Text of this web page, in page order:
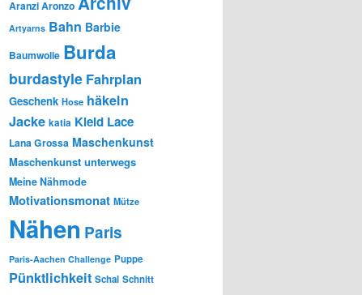
Aranzi Aronzo
Artyarns Bahn Barbie
Baumwolle Burda
burdastyle Fahrplan
Geschenk Hose häkeln
Jacke katia Kleid Lace
Lana Grossa Maschenkunst
Maschenkunst unterwegs
Meine Nähmode
Motivationsmonat Mütze
Nähen Paris
Paris-Aachen Challenge Puppe
Pünktlichkeit Schal Schnitt